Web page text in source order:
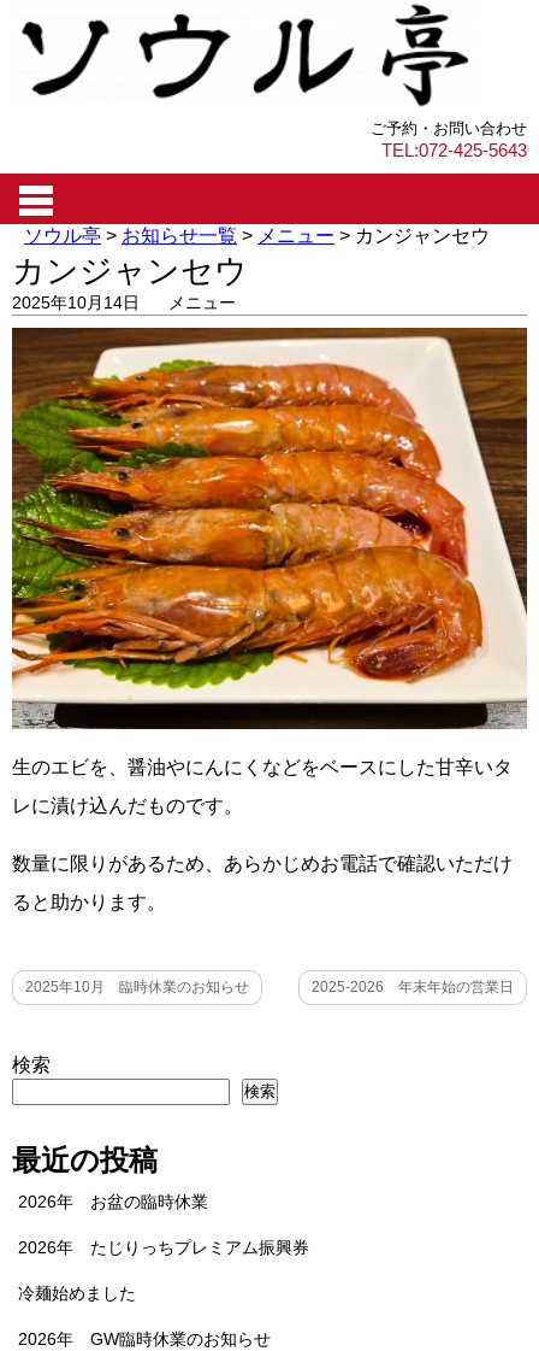
ご予約・お問い合わせ
TEL:072-425-5643
ソウル亭 > お知らせ一覧 > メニュー > カンジャンセウ
カンジャンセウ
2025年10月14日 メニュー
生のエビを、醤油やにんにくなどをベースにした甘辛いタ
レに漬け込んだものです。
数量に限りがあるため、あらかじめお電話で確認いただけ
ると助かります。
2025年10月 臨時休業のお知らせ 2025-2026 年末年始の営業日
検索
検索
最近の投稿
2026年 お盆の臨時休業
2026年 たじりっちプレミアム振興券
冷麺始めました
2026年 GW臨時休業のお知らせ